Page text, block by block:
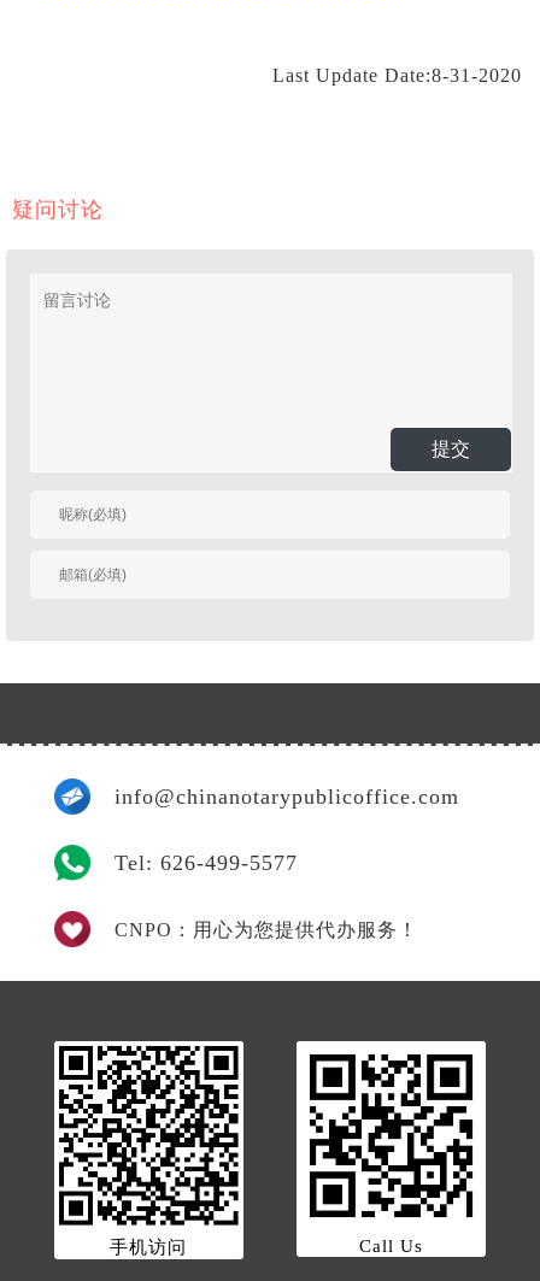
Last Update Date:8-31-2020
疑问讨论
有人回复时邮件通知
我
提交
info@chinanotarypublicoffice.com
Tel: 626-499-5577
CNPO：用心为您提供代办服务！
手机访问 Call Us